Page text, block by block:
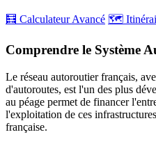
🧮 Calculateur Avancé 🗺️
Comprendre le Système
Le réseau autoroutier français,
d'autoroutes, est l'un des plus
au péage permet de financer
l'exploitation de ces
française.